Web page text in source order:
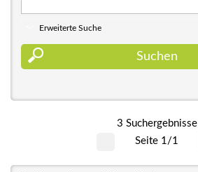
Erweiterte Suche
3 Suchergebnisse
Seite 1/1